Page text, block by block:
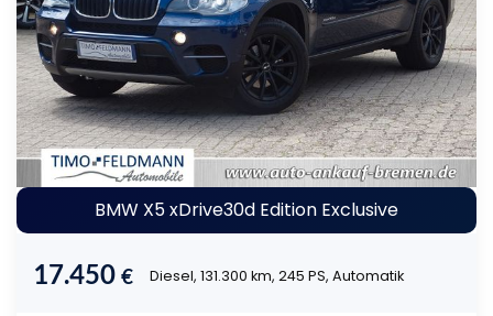
BMW X5 xDrive30d Edition Exclusive
17.450 € Diesel, 131.300 km, 245 PS, Automatik